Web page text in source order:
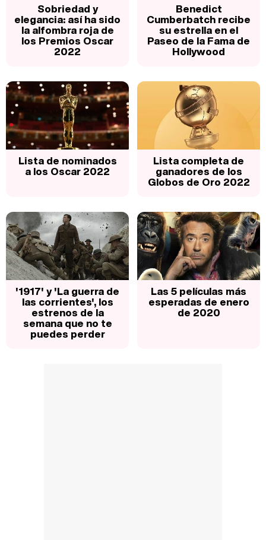
Sobriedad y
elegancia: así ha sido
la alfombra roja de
los Premios Oscar
2022
Benedict
Cumberbatch recibe
su estrella en el
Paseo de la Fama de
Hollywood
Lista de nominados
a los Oscar 2022
Lista completa de
ganadores de los
Globos de Oro 2022
'1917' y 'La guerra de
las corrientes', los
estrenos de la
semana que no te
puedes perder
Las 5 películas más
esperadas de enero
de 2020